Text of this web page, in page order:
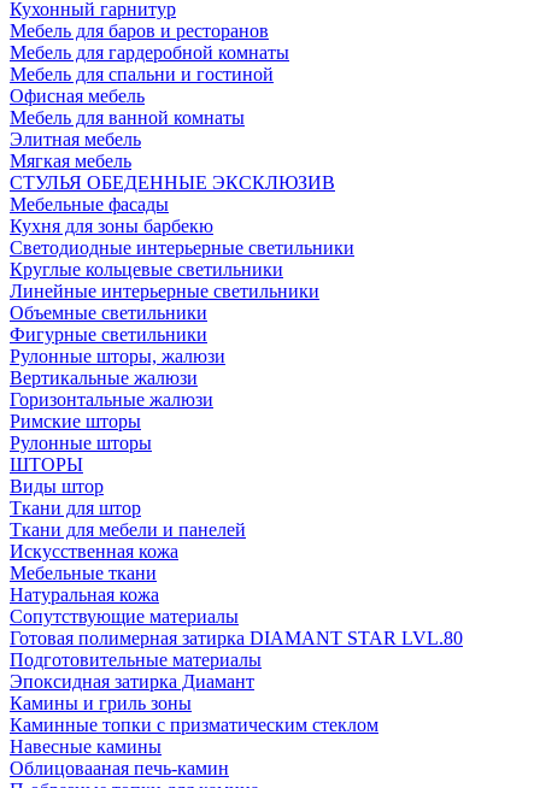
Кухонный гарнитур
Мебель для баров и ресторанов
Мебель для гардеробной комнаты
Мебель для спальни и гостиной
Офисная мебель
Мебель для ванной комнаты
Элитная мебель
Мягкая мебель
СТУЛЬЯ ОБЕДЕННЫЕ ЭКСКЛЮЗИВ
Мебельные фасады
Кухня для зоны барбекю
Светодиодные интерьерные светильники
Круглые кольцевые светильники
Линейные интерьерные светильники
Объемные светильники
Фигурные светильники
Рулонные шторы, жалюзи
Вертикальные жалюзи
Горизонтальные жалюзи
Римские шторы
Рулонные шторы
ШТОРЫ
Виды штор
Ткани для штор
Ткани для мебели и панелей
Искусственная кожа
Мебельные ткани
Натуральная кожа
Сопутствующие материалы
Готовая полимерная затирка DIAMANT STAR LVL.80
Подготовительные материалы
Эпоксидная затирка Диамант
Камины и гриль зоны
Каминные топки с призматическим стеклом
Навесные камины
Облицовааная печь-камин